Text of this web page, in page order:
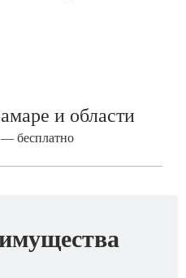
и области
бесплатно